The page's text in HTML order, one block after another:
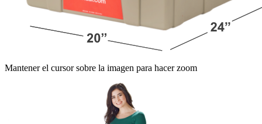
Mantener el cursor sobre la imagen para hacer zoom